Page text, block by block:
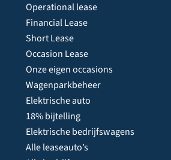
Operational lease
Financial Lease
Short Lease
Occasion Lease
Onze eigen occasions
Wagenparkbeheer
Elektrische auto
18% bijtelling
Elektrische bedrijfswagens
Alle leaseauto’s